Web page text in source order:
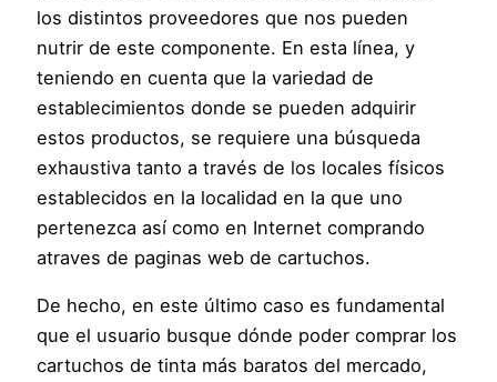
los distintos proveedores que nos pueden
nutrir de este componente. En esta línea, y
teniendo en cuenta que la variedad de
establecimientos donde se pueden adquirir
estos productos, se requiere una búsqueda
exhaustiva tanto a través de los locales físicos
establecidos en la localidad en la que uno
pertenezca así como en Internet comprando
atraves de paginas web de cartuchos.
De hecho, en este último caso es fundamental
que el usuario busque dónde poder comprar los
cartuchos de tinta más baratos del mercado,